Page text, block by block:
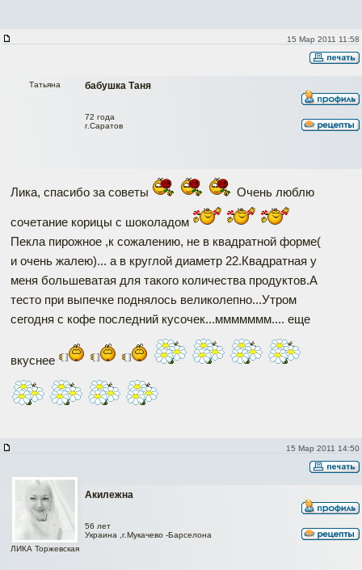
15 Мар 2011 11:58
бабушка Таня
Татьяна
72 года
г.Саратов
Лика, спасибо за советы Очень люблю
сочетание корицы с шоколадом
Пекла пирожное ,к сожалению, не в квадратной форме(
и очень жалею)... а в круглой диаметр 22.Квадратная у
меня большеватая для такого количества продуктов.А
тесто при выпечке поднялось великолепно...Утром
сегодня с кофе последний кусочек...ммммммм.... еще
вкуснее
15 Мар 2011 14:50
Акилежна
ЛИКА Торжевская
56 лет
Украина ,г.Мукачево -Барселона